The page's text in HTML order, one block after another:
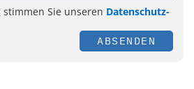
Sie unseren Datenschutz-
ABSENDEN